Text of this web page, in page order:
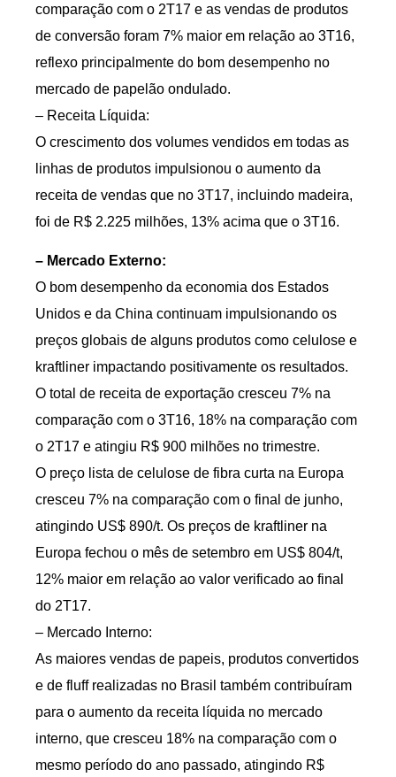
comparação com o 2T17 e as vendas de produtos
de conversão foram 7% maior em relação ao 3T16,
reflexo principalmente do bom desempenho no
mercado de papelão ondulado.
– Receita Líquida:
O crescimento dos volumes vendidos em todas as
linhas de produtos impulsionou o aumento da
receita de vendas que no 3T17, incluindo madeira,
foi de R$ 2.225 milhões, 13% acima que o 3T16.
– Mercado Externo:
O bom desempenho da economia dos Estados
Unidos e da China continuam impulsionando os
preços globais de alguns produtos como celulose e
kraftliner impactando positivamente os resultados.
O total de receita de exportação cresceu 7% na
comparação com o 3T16, 18% na comparação com
o 2T17 e atingiu R$ 900 milhões no trimestre.
O preço lista de celulose de fibra curta na Europa
cresceu 7% na comparação com o final de junho,
atingindo US$ 890/t. Os preços de kraftliner na
Europa fechou o mês de setembro em US$ 804/t,
12% maior em relação ao valor verificado ao final
do 2T17.
– Mercado Interno:
As maiores vendas de papeis, produtos convertidos
e de fluff realizadas no Brasil também contribuíram
para o aumento da receita líquida no mercado
interno, que cresceu 18% na comparação com o
mesmo período do ano passado, atingindo R$